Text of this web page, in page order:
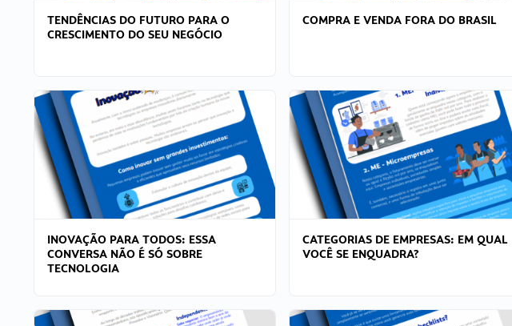
TENDÊNCIAS DO FUTURO PARA O
CRESCIMENTO DO SEU NEGÓCIO
COMPRA E VENDA FORA DO BRASIL
INOVAÇÃO PARA TODOS: ESSA
CONVERSA NÃO É SÓ SOBRE
TECNOLOGIA
CATEGORIAS DE EMPRESAS: EM QUAL
VOCÊ SE ENQUADRA?